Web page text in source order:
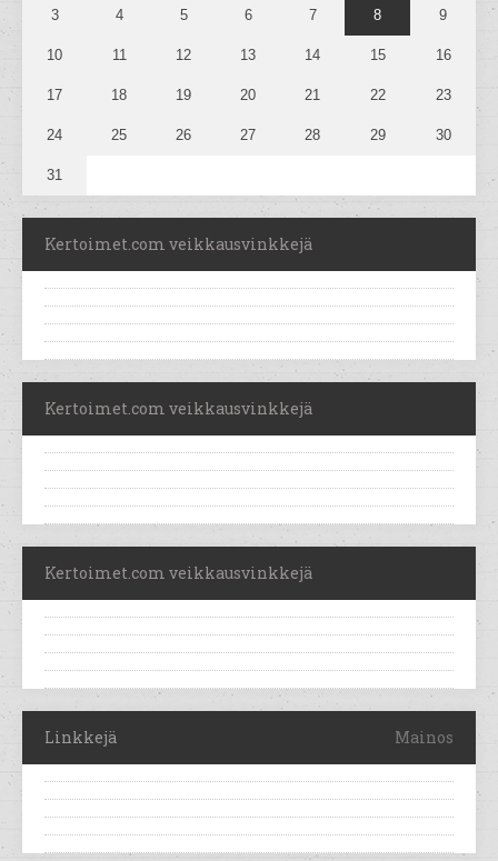
3 4 5 6 7 8 9
10 11 12 13 14 15 16
17 18 19 20 21 22 23
24 25 26 27 28 29 30
31
Kertoimet.com veikkausvinkkejä
Kertoimet.com veikkausvinkkejä
Kertoimet.com veikkausvinkkejä
Linkkejä Mainos